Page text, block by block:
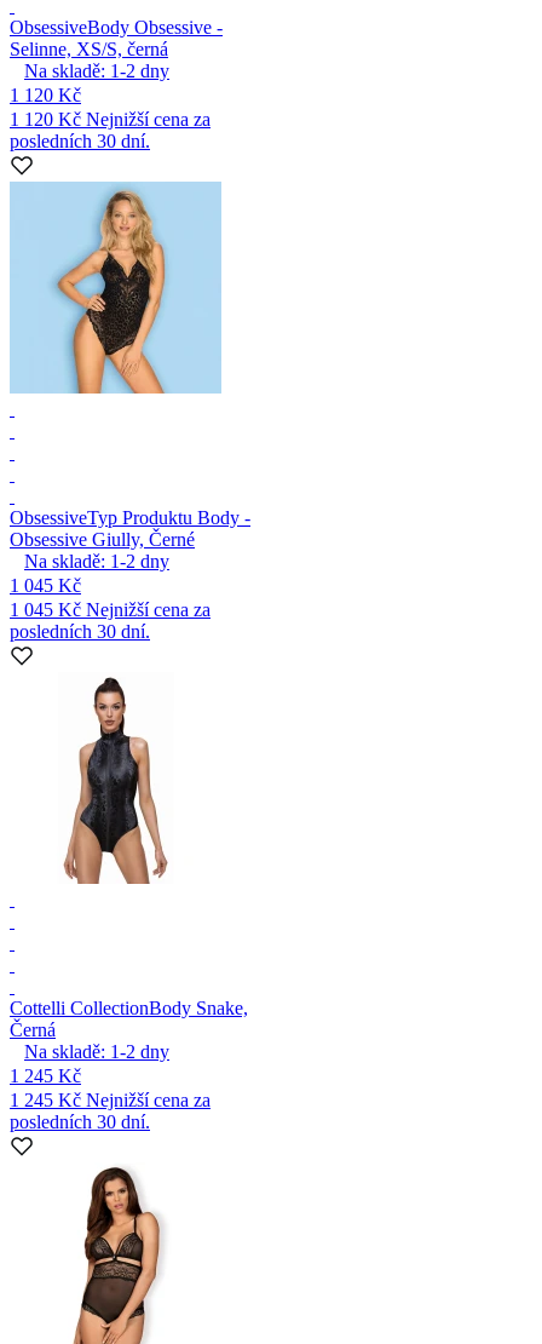
ObsessiveBody Obsessive -
Selinne, XS/S, černá
Na skladě: 1-2 dny
1 120 Kč
1 120 Kč Nejnižší cena za
posledních 30 dní.
ObsessiveTyp Produktu Body -
Obsessive Giully, Černé
Na skladě: 1-2 dny
1 045 Kč
1 045 Kč Nejnižší cena za
posledních 30 dní.
Cottelli CollectionBody Snake,
Černá
Na skladě: 1-2 dny
1 245 Kč
1 245 Kč Nejnižší cena za
posledních 30 dní.